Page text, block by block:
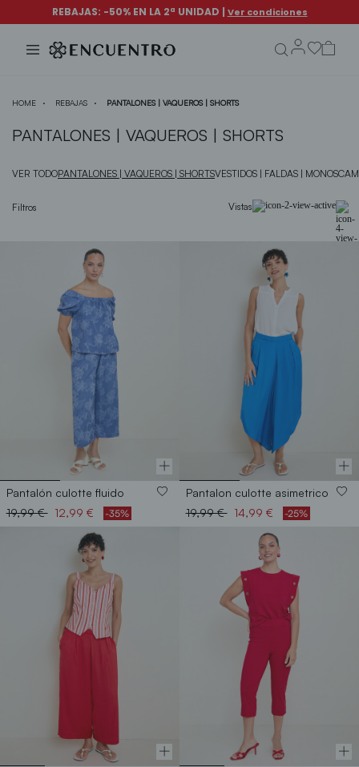
HOME REBAJAS PANTALONES | VAQUEROS | SHORTS
PANTALONES | VAQUEROS | SHORTS
VER TODOPANTALONES | VAQUEROS | SHORTSVESTIDOS | FALDAS | MONOS
Filtros Vistas
Pantalón culotte fluido
Price reduced from
19,99 €to12,99 € -35%
Pantalon culotte asimetrico
Price reduced from
19,99 €to14,99 € -25%